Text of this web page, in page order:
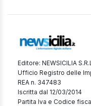
Editore: NEWSICILIA
Ufficio Registro delle
REA n. 347483
Iscritta dal 12/03/2014
Partita Iva e Codice